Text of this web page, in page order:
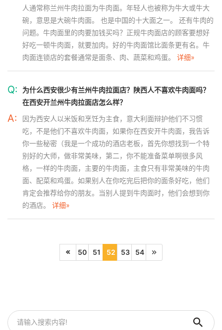
人通常称兰州牛肉拉面为牛肉面。年轻人也被称为牛大或牛大
碗，意思是大碗牛肉面。 也是中国的十大面之一。 还有牛肉的
问题。牛肉面里的肉要加钱买吗？正规牛肉面店的顾客要想好
好吃一顿牛肉面，就要加肉。好的牛肉面馆比面条更有名。牛
肉面连锁店的套餐通常是面条、肉、蔬菜和鸡蛋。 详细»
Q:
为什么西安很少有兰州牛肉拉面店？陕西人不喜欢牛肉面吗？
在西安开兰州牛肉拉面店怎么样？
A:
因为西安人以米饭和烹饪为主食，意大利面辩护他们不习惯
吃，不是他们不喜欢牛肉面，如果你在西安开牛肉面，我告诉
你一些秘密（我是一个成功的酒店老板，首先你想找到一个特
别好的大师，做非常美味，第二，你不能准备菜单啊很多风
格，一样的牛肉面，主要的牛肉面，主食只有非常美味的牛肉
面、配菜和鸡蛋。如果别人在你吃完后把你的面条好吃，他们
肯定会推荐给你的朋友。当别人提到牛肉面时，他们会想到你
的酒店。 详细»
50 51 52 53 54